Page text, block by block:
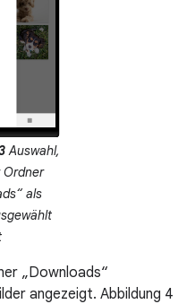
Auswahl,
Ordner
als
„Downloads“
angezeigt. Abbildung 4